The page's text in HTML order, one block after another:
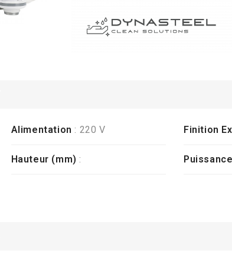
Alimentation : 220 V Finition
Hauteur (mm) :